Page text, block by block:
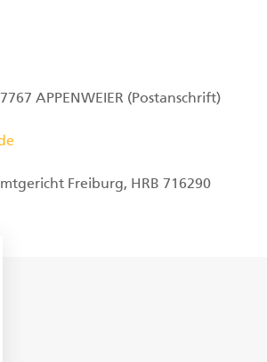
APPENWEIER (Postanschrift)
Freiburg, HRB 716290